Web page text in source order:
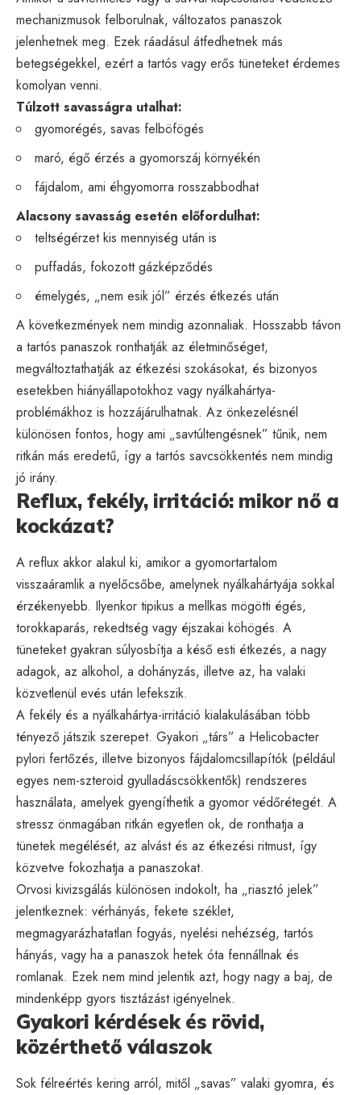
mechanizmusok felborulnak, változatos panaszok
jelenhetnek meg. Ezek ráadásul átfedhetnek más
betegségekkel, ezért a tartós vagy erős tüneteket érdemes
komolyan venni.
Túlzott savasságra utalhat:
gyomorégés, savas felböfögés
maró, égő érzés a gyomorszáj környékén
fájdalom, ami éhgyomorra rosszabbodhat
Alacsony savasság esetén előfordulhat:
teltségérzet kis mennyiség után is
puffadás, fokozott gázképződés
émelygés, „nem esik jól” érzés étkezés után
A következmények nem mindig azonnaliak. Hosszabb távon
a tartós panaszok ronthatják az életminőséget,
megváltoztathatják az étkezési szokásokat, és bizonyos
esetekben hiányállapotokhoz vagy nyálkahártya-
problémákhoz is hozzájárulhatnak. Az önkezelésnél
különösen fontos, hogy ami „savtúltengésnek” tűnik, nem
ritkán más eredetű, így a tartós savcsökkentés nem mindig
jó irány.
Reflux, fekély, irritáció: mikor nő a
kockázat?
A reflux akkor alakul ki, amikor a gyomortartalom
visszaáramlik a nyelőcsőbe, amelynek nyálkahártyája sokkal
érzékenyebb. Ilyenkor tipikus a mellkas mögötti égés,
torokkaparás, rekedtség vagy éjszakai köhögés. A
tüneteket gyakran súlyosbítja a késő esti étkezés, a nagy
adagok, az alkohol, a dohányzás, illetve az, ha valaki
közvetlenül evés után lefekszik.
A fekély és a nyálkahártya-irritáció kialakulásában több
tényező játszik szerepet. Gyakori „társ” a Helicobacter
pylori fertőzés, illetve bizonyos fájdalomcsillapítók (például
egyes nem-szteroid gyulladáscsökkentők) rendszeres
használata, amelyek gyengíthetik a gyomor védőrétegét. A
stressz önmagában ritkán egyetlen ok, de ronthatja a
tünetek megélését, az alvást és az étkezési ritmust, így
közvetve fokozhatja a panaszokat.
Orvosi kivizsgálás különösen indokolt, ha „riasztó jelek”
jelentkeznek: vérhányás, fekete széklet,
megmagyarázhatatlan fogyás, nyelési nehézség, tartós
hányás, vagy ha a panaszok hetek óta fennállnak és
romlanak. Ezek nem mind jelentik azt, hogy nagy a baj, de
mindenképp gyors tisztázást igényelnek.
Gyakori kérdések és rövid,
közérthető válaszok
Sok félreértés kering arról, mitől „savas” valaki gyomra, és